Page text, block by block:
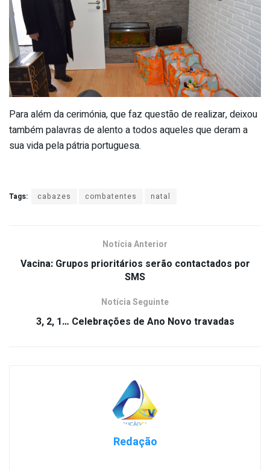
Para além da cerimónia, que faz questão de realizar, deixou
também palavras de alento a todos aqueles que deram a
sua vida pela pátria portuguesa.
Tags: cabazes combatentes natal
Notícia Anterior
Vacina: Grupos prioritários serão contactados por
SMS
Notícia Seguinte
3, 2, 1… Celebrações de Ano Novo travadas
Redação